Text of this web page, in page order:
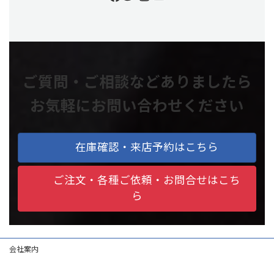
ご質問・ご相談などありましたら
お気軽にお問い合わせください
在庫確認・来店予約はこちら
ご注文・各種ご依頼・お問合せはこち
ら
会社案内